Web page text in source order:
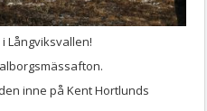
Långviksvallen!
inne på Kent Hortlunds